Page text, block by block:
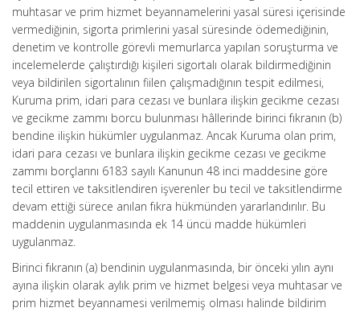
muhtasar ve prim hizmet beyannamelerini yasal süresi içerisinde
vermediğinin, sigorta primlerini yasal süresinde ödemediğinin,
denetim ve kontrolle görevli memurlarca yapılan soruşturma ve
incelemelerde çalıştırdığı kişileri sigortalı olarak bildirmediğinin
veya bildirilen sigortalının fiilen çalışmadığının tespit edilmesi,
Kuruma prim, idari para cezası ve bunlara ilişkin gecikme cezası
ve gecikme zammı borcu bulunması hâllerinde birinci fıkranın (b)
bendine ilişkin hükümler uygulanmaz. Ancak Kuruma olan prim,
idari para cezası ve bunlara ilişkin gecikme cezası ve gecikme
zammı borçlarını 6183 sayılı Kanunun 48 inci maddesine göre
tecil ettiren ve taksitlendiren işverenler bu tecil ve taksitlendirme
devam ettiği sürece anılan fıkra hükmünden yararlandırılır. Bu
maddenin uygulanmasında ek 14 üncü madde hükümleri
uygulanmaz.
Birinci fıkranın (a) bendinin uygulanmasında, bir önceki yılın aynı
ayına ilişkin olarak aylık prim ve hizmet belgesi veya muhtasar ve
prim hizmet beyannamesi verilmemiş olması halinde bildirim